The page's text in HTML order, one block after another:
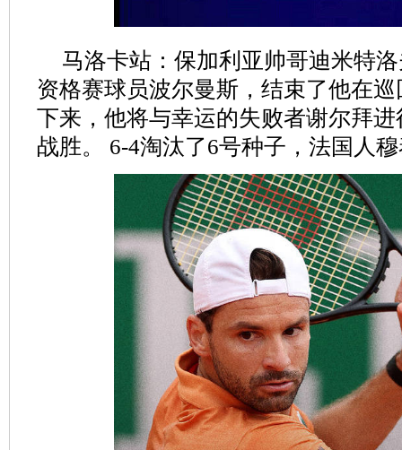
马洛卡站：保加利亚帅哥迪米特
资格赛球员波尔曼斯，结束了他在
下来，他将与幸运的失败者谢尔拜
战胜。 6-4淘汰了6号种子，法国人